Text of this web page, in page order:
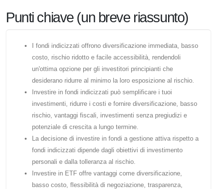
Punti chiave (un breve riassunto)
I fondi indicizzati offrono diversificazione immediata, basso
costo, rischio ridotto e facile accessibilità, rendendoli
un'ottima opzione per gli investitori principianti che
desiderano ridurre al minimo la loro esposizione al rischio.
Investire in fondi indicizzati può semplificare i tuoi
investimenti, ridurre i costi e fornire diversificazione, basso
rischio, vantaggi fiscali, investimenti senza pregiudizi e
potenziale di crescita a lungo termine.
La decisione di investire in fondi a gestione attiva rispetto a
fondi indicizzati dipende dagli obiettivi di investimento
personali e dalla tolleranza al rischio.
Investire in ETF offre vantaggi come diversificazione,
basso costo, flessibilità di negoziazione, trasparenza,